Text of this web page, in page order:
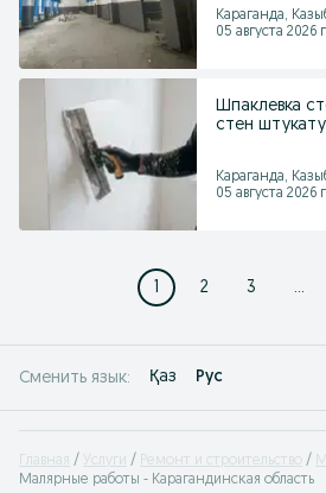
Караганда,
05 августа 2026
Шпаклевка
стен
Караганда,
05 августа 2026
1 2 3 ...
Сменить язык: Қаз Рус
Главная Услуги Ремонт и строительство
Малярные работы - Карагандинская область